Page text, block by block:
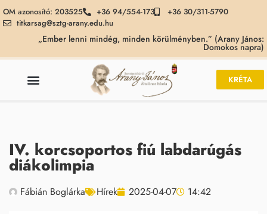
OM azonosító: 203525 +36 94/554-173
+36 30/311-5790
titkarsag@sztg-arany.edu.hu
„Ember lenni mindég, minden körülményben.” (Arany János:
Domokos napra)
KRÉTA
IV. korcsoportos fiú labdarúgás
diákolimpia
Fábián Boglárka Hírek 2025-04-07 14:42